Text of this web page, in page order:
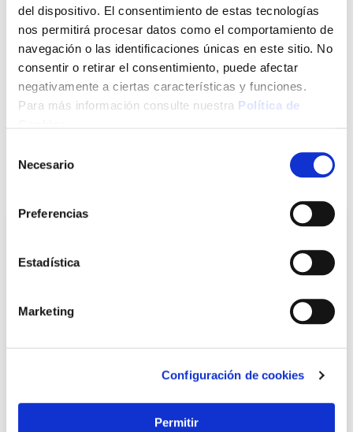
del dispositivo. El consentimiento de estas tecnologías
nos permitirá procesar datos como el comportamiento de
navegación o las identificaciones únicas en este sitio. No
consentir o retirar el consentimiento, puede afectar
negativamente a ciertas características y funciones.
Para más información consulte nuestra Política de
Necesario
Preferencias
Estadística
Marketing
Configuración de cookies
Permitir
Click&Collect - Recogida gratis
en nuestras tiendas
Envío a domicilio:
5 días hábiles
+ INFO
Hilo de soldar estaño 60sn/ 40pb ø 1 mm 250 gr con flux
broquetas
Broquetas